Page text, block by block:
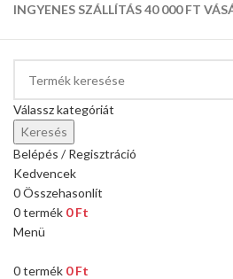
INGYENES SZÁLLÍTÁS 40 000 FT
Válassz kategóriát
Keresés
Belépés / Regisztráció
Kedvencek
0Összehasonlít
0termék 0Ft
Menü
0termék 0Ft